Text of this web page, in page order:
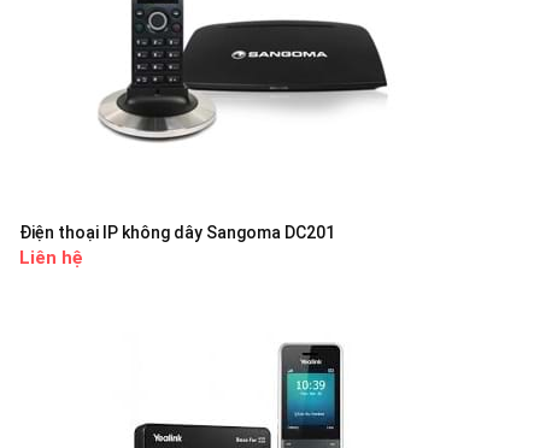
Điện thoại IP không dây Sangoma DC201
Liên hệ